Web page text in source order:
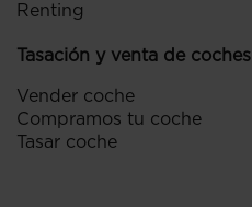
Renting
Tasación y venta de coches
Vender coche
Compramos tu coche
Tasar coche